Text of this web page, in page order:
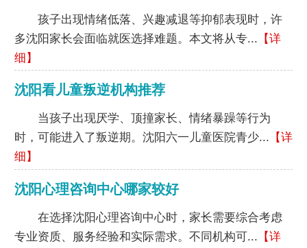
孩子出现情绪低落、兴趣减退等抑郁表现时，许
多沈阳家长会面临就医选择难题。本文将从专... 【详
细】
沈阳看儿童叛逆机构推荐
当孩子出现厌学、顶撞家长、情绪暴躁等行为
时，可能进入了叛逆期。沈阳六一儿童医院青少... 【详
细】
沈阳心理咨询中心哪家较好
在选择沈阳心理咨询中心时，家长需要综合考虑
专业资质、服务经验和实际需求。不同机构可... 【详